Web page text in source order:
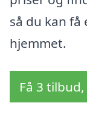
så du kan
hjemmet.
Få 3